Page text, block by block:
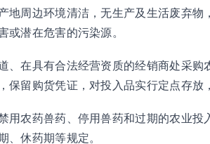
地周边环境清洁，无生产及生活废弃
或潜在危害的污染源。
、在具有合法经营资质的经销商处采购
保留购货凭证，对投入品实行定点存放
用农药兽药、停用兽药和过期的农业投
、休药期等规定。